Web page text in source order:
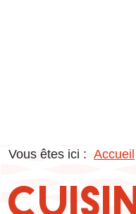
Vous êtes ici : Accueil